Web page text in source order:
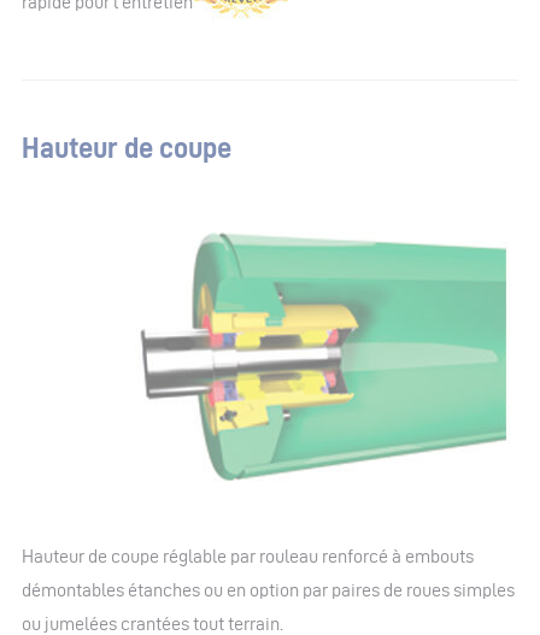
Hauteur de coupe
Hauteur de coupe réglable par rouleau renforcé à embouts
démontables étanches ou en option par paires de roues simples
ou jumelées crantées tout terrain.